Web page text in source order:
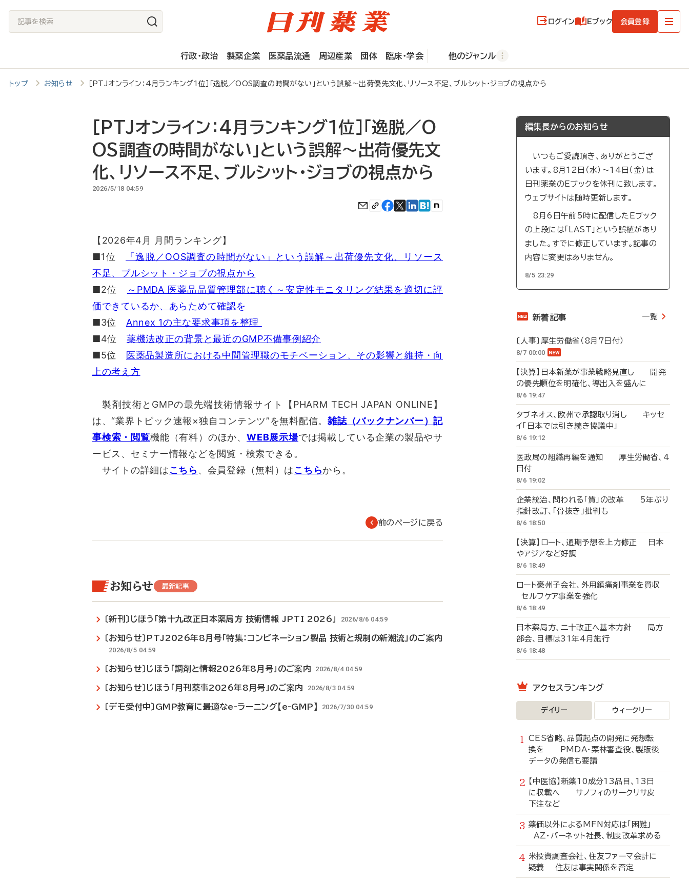
記
事
検
索
ログイン Eブック 会員登録
行政・政治 製薬企業 医薬品流通 周辺産業 団体 臨床・学会 他のジャンル
トップ お知らせ ［PTJオンライン：4月ランキング1位］「逸脱／OOS調査の時間がない」という誤解～出荷優先文化、リソース不足、ブルシット・ジョブの視点から
［PTJオンライン：4月ランキング1位］「逸脱／O
OS調査の時間がない」という誤解～出荷優先文
化、リソース不足、ブルシット・ジョブの視点から
2026/5/18 04:59
【2026年4月 月間ランキング】
■1位
「逸脱／OOS調査の時間がない」という誤解～出荷優先文化、リソース
不足、ブルシット・ジョブの視点から
■2位
～PMDA 医薬品品質管理部に聴く～安定性モニタリング結果を適切に評
価できているか、あらためて確認を
■3位 Annex 1の主な要求事項を整理
■4位 薬機法改正の背景と最近のGMP不備事例紹介
■5位 医薬品製造所における中間管理職のモチベーション、その影響と維持・向
上の考え方
製剤技術とGMPの最先端技術情報サイト【PHARM TECH JAPAN ONLINE】
は、“業界トピック速報×独自コンテンツ”を無料配信。雑誌（バックナンバー）記
事検索・閲覧機能（有料）のほか、WEB展示場では掲載している企業の製品やサ
ービス、セミナー情報などを閲覧・検索できる。
サイトの詳細はこちら 、会員登録（無料）はこちらから。
前のページに戻る
お知らせ 最新記事
〔新刊〕じほう「第十九改正日本薬局方 技術情報 JPTI 2026」 2026/8/6 04:59
〔お知らせ〕PTJ2026年8月号「特集：コンビネーション製品 技術と規制の新潮流」のご案内
2026/8/5 04:59
〔お知らせ〕じほう「調剤と情報2026年8月号」のご案内 2026/8/4 04:59
〔お知らせ〕じほう「月刊薬事2026年8月号」のご案内 2026/8/3 04:59
〔デモ受付中〕GMP教育に最適なe-ラーニング【e-GMP】 2026/7/30 04:59
編集長からのお知らせ
いつもご愛読頂き、ありがとうござ
います。8月12日（水）～14日（金）は
日刊薬業のEブックを休刊に致します。
ウェブサイトは随時更新します。
8月6日午前5時に配信したEブック
の上段には「LAST」という誤植があり
ました。すでに修正しています。記事の
内容に変更はありません。
8/5 23:29
新着記事 一覧
〔人事〕厚生労働省（8月7日付）
8/7 00:00
【決算】日本新薬が事業戦略見直し 開発
の優先順位を明確化、導出入を盛んに
8/6 19:47
タブネオス、欧州で承認取り消し キッセ
イ「日本では引き続き協議中」
8/6 19:12
医政局の組織再編を通知 厚生労働省、4
日付
8/6 19:02
企業統治、問われる「質」の改革 5年ぶり
指針改訂、「骨抜き」批判も
8/6 18:50
【決算】ロート、通期予想を上方修正 日本
やアジアなど好調
8/6 18:49
ロート豪州子会社、外用鎮痛剤事業を買収
セルフケア事業を強化
8/6 18:49
日本薬局方、二十改正へ基本方針 局方
部会、目標は31年4月施行
8/6 18:48
アクセスランキング
デイリー ウィークリー
CES省略、品質起点の開発に発想転
換を PMDA・栗林審査役、製販後
データの発信も要請
【中医協】新薬10成分13品目、13日
に収載へ サノフィのサークリサ皮
下注など
薬価以外によるMFN対応は「困難」
AZ・バーネット社長、制度改革求める
米投資調査会社、住友ファーマ会計に
疑義 住友は事実関係を否定